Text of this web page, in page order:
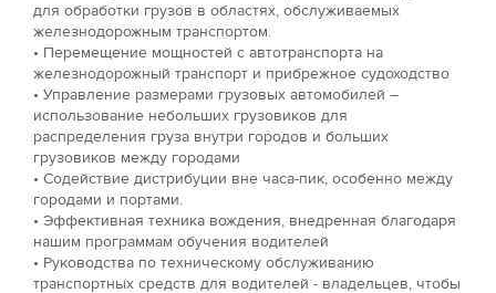
для обработки грузов в областях, обслуживаемых
железнодорожным транспортом.
• Перемещение мощностей с автотранспорта на
железнодорожный транспорт и прибрежное судоходство
• Управление размерами грузовых автомобилей –
использование небольших грузовиков для
распределения груза внутри городов и больших
грузовиков между городами
• Содействие дистрибуции вне часа-пик, особенно между
городами и портами.
• Эффективная техника вождения, внедренная благодаря
нашим программам обучения водителей
• Руководства по техническому обслуживанию
транспортных средств для водителей - владельцев, чтобы